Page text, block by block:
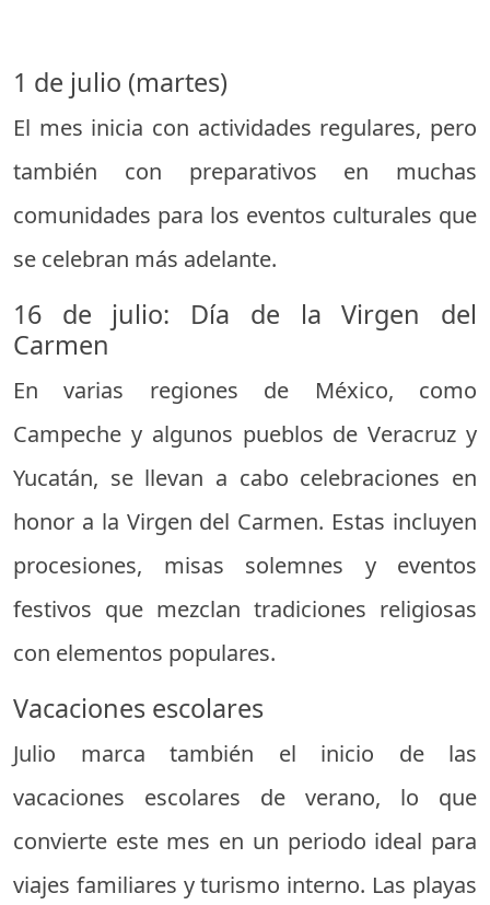
1 de julio (martes)
El mes inicia con actividades regulares, pero
también con preparativos en muchas
comunidades para los eventos culturales que
se celebran más adelante.
16 de julio: Día de la Virgen del
Carmen
En varias regiones de México, como
Campeche y algunos pueblos de Veracruz y
Yucatán, se llevan a cabo celebraciones en
honor a la Virgen del Carmen. Estas incluyen
procesiones, misas solemnes y eventos
festivos que mezclan tradiciones religiosas
con elementos populares.
Vacaciones escolares
Julio marca también el inicio de las
vacaciones escolares de verano, lo que
convierte este mes en un periodo ideal para
viajes familiares y turismo interno. Las playas